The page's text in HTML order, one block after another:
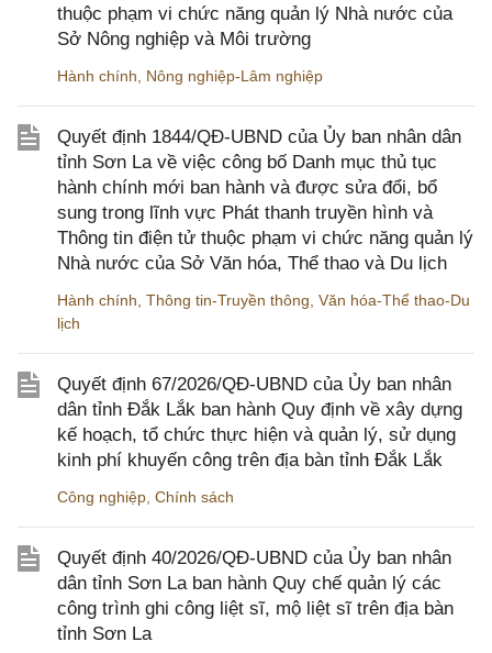
thuộc phạm vi chức năng quản lý Nhà nước của
Sở Nông nghiệp và Môi trường
Hành chính Nông nghiệp-Lâm nghiệp
Quyết định 1844/QĐ-UBND của Ủy ban nhân dân
tỉnh Sơn La về việc công bố Danh mục thủ tục
hành chính mới ban hành và được sửa đổi, bổ
sung trong lĩnh vực Phát thanh truyền hình và
Thông tin điện tử thuộc phạm vi chức năng quản lý
Nhà nước của Sở Văn hóa, Thể thao và Du lịch
Hành chính Thông tin-Truyền thông Văn hóa-Thể thao-Du
lịch
Quyết định 67/2026/QĐ-UBND của Ủy ban nhân
dân tỉnh Đắk Lắk ban hành Quy định về xây dựng
kế hoạch, tổ chức thực hiện và quản lý, sử dụng
kinh phí khuyến công trên địa bàn tỉnh Đắk Lắk
Công nghiệp Chính sách
Quyết định 40/2026/QĐ-UBND của Ủy ban nhân
dân tỉnh Sơn La ban hành Quy chế quản lý các
công trình ghi công liệt sĩ, mộ liệt sĩ trên địa bàn
tỉnh Sơn La